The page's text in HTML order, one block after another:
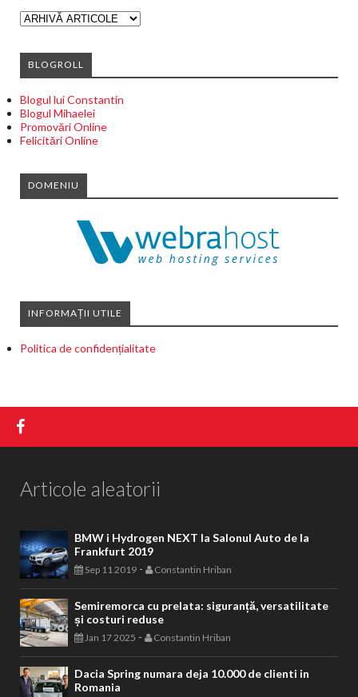
BLOGROLL
Blogul lui Constantin
Blogul Mihaelei
Promovări Online
Felicitări Online
DOMENIU
INFORMAȚII UTILE
Politica de confidențialitate
Articole aleatorii
BMW i Hydrogen NEXT la Salonul Auto de la
Frankfurt 2019
Sep 11 2019 - Constantin Hriban
Semiremorca cu prelata: siguranță, versatilitate
și costuri reduse
Jan 17 2025 - Constantin Hriban
Dacia Spring numara deja 10.000 de clienti in
Romania